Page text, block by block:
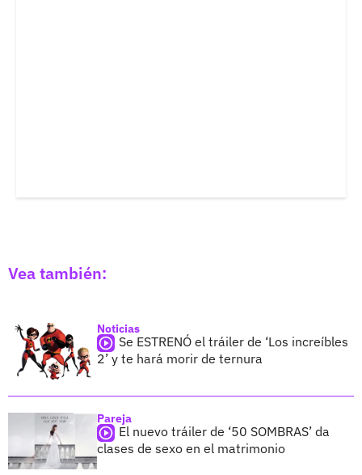
Vea también:
Noticias
Se ESTRENÓ el tráiler de ‘Los increíbles
2’ y te hará morir de ternura
Pareja
El nuevo tráiler de ‘50 SOMBRAS’ da
clases de sexo en el matrimonio